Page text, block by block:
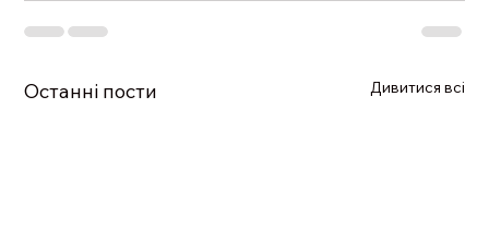
Останні пости Дивитися всі